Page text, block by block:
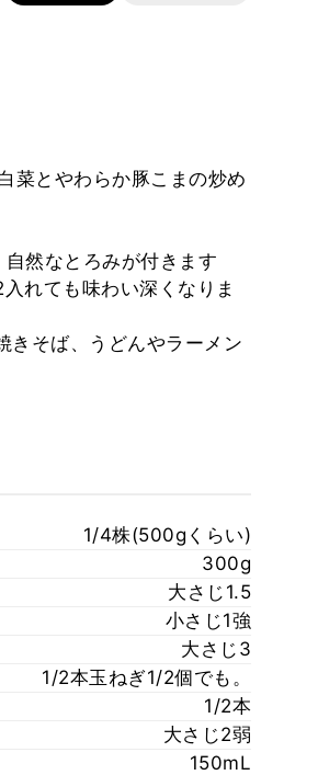
菜とやわらか豚こまの炒め
然なとろみが付きます
れても味わい深くなりま
きそば、うどんやラーメン
1/4株(500gくらい)
300g
大さじ1.5
小さじ1強
大さじ3
1/2本玉ねぎ1/2個でも。
1/2本
大さじ2弱
150mL